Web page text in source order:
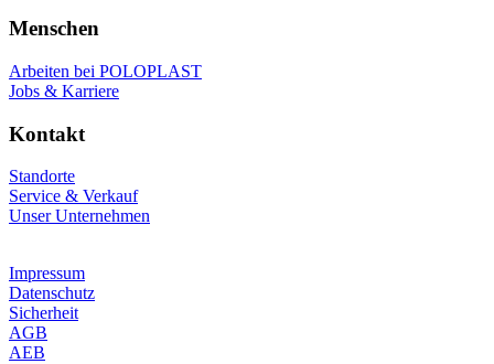
Menschen
Arbeiten bei POLOPLAST
Jobs & Karriere
Kontakt
Standorte
Service & Verkauf
Unser Unternehmen
Impressum
Datenschutz
Sicherheit
AGB
AEB